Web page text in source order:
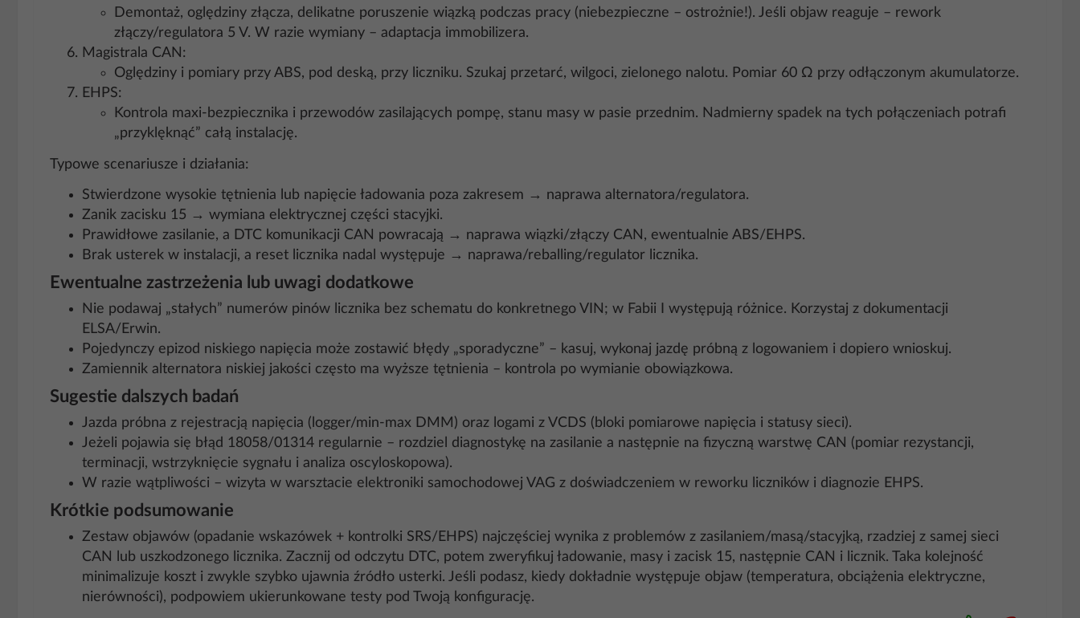
Demontaż, oględziny złącza, delikatne poruszenie wiązką podczas pracy (niebezpieczne – ostrożnie!). Jeśli objaw reaguje – rework
złączy/regulatora 5 V. W razie wymiany – adaptacja immobilizera.
Magistrala CAN:
Oględziny i pomiary przy ABS, pod deską, przy liczniku. Szukaj przetarć, wilgoci, zielonego nalotu. Pomiar 60 Ω przy odłączonym akumulatorze.
EHPS:
Kontrola maxi‑bezpiecznika i przewodów zasilających pompę, stanu masy w pasie przednim. Nadmierny spadek na tych połączeniach potrafi
„przyklęknąć” całą instalację.
Typowe scenariusze i działania:
Stwierdzone wysokie tętnienia lub napięcie ładowania poza zakresem → naprawa alternatora/regulatora.
Zanik zacisku 15 → wymiana elektrycznej części stacyjki.
Prawidłowe zasilanie, a DTC komunikacji CAN powracają → naprawa wiązki/złączy CAN, ewentualnie ABS/EHPS.
Brak usterek w instalacji, a reset licznika nadal występuje → naprawa/reballing/regulator licznika.
Ewentualne zastrzeżenia lub uwagi dodatkowe
Nie podawaj „stałych” numerów pinów licznika bez schematu do konkretnego VIN; w Fabii I występują różnice. Korzystaj z dokumentacji
ELSA/Erwin.
Pojedynczy epizod niskiego napięcia może zostawić błędy „sporadyczne” – kasuj, wykonaj jazdę próbną z logowaniem i dopiero wnioskuj.
Zamiennik alternatora niskiej jakości często ma wyższe tętnienia – kontrola po wymianie obowiązkowa.
Sugestie dalszych badań
Jazda próbna z rejestracją napięcia (logger/min‑max DMM) oraz logami z VCDS (bloki pomiarowe napięcia i statusy sieci).
Jeżeli pojawia się błąd 18058/01314 regularnie – rozdziel diagnostykę na zasilanie a następnie na fizyczną warstwę CAN (pomiar rezystancji,
terminacji, wstrzyknięcie sygnału i analiza oscyloskopowa).
W razie wątpliwości – wizyta w warsztacie elektroniki samochodowej VAG z doświadczeniem w reworku liczników i diagnozie EHPS.
Krótkie podsumowanie
Zestaw objawów (opadanie wskazówek + kontrolki SRS/EHPS) najczęściej wynika z problemów z zasilaniem/masą/stacyjką, rzadziej z samej sieci
CAN lub uszkodzonego licznika. Zacznij od odczytu DTC, potem zweryfikuj ładowanie, masy i zacisk 15, następnie CAN i licznik. Taka kolejność
minimalizuje koszt i zwykle szybko ujawnia źródło usterki. Jeśli podasz, kiedy dokładnie występuje objaw (temperatura, obciążenia elektryczne,
nierówności), podpowiem ukierunkowane testy pod Twoją konfigurację.